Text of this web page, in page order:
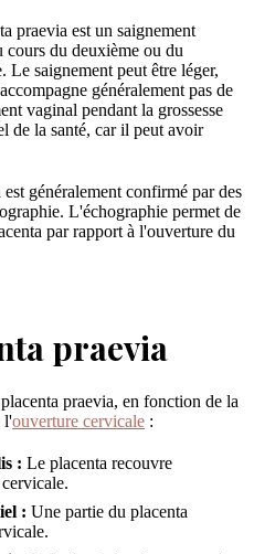
praevia est un saignement
cours du deuxième ou du
Le saignement peut être léger,
généralement pas de
vaginal pendant la grossesse
de la santé, car il peut avoir
généralement confirmé par des
L'échographie permet de
par rapport à l'ouverture du
praevia
praevia, en fonction de la
l'ouverture cervicale :
: Le placenta recouvre
: Une partie du placenta